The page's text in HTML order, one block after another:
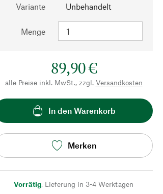
Variante Unbehandelt
Menge
89,90 €
alle Preise inkl. MwSt., zzgl. Versandkosten
In den Warenkorb
Merken
Vorrätig, Lieferung in 3-4 Werktagen